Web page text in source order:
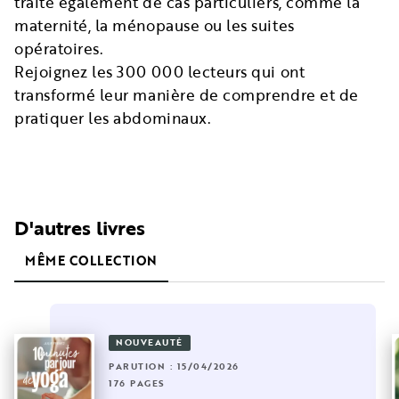
maternité, la ménopause ou les suites
opératoires.
Rejoignez les 300 000 lecteurs qui ont
transformé leur manière de comprendre et de
pratiquer les abdominaux.
D'autres livres
MÊME COLLECTION
NOUVEAUTÉ
PARUTION : 15/04/2026
176 PAGES